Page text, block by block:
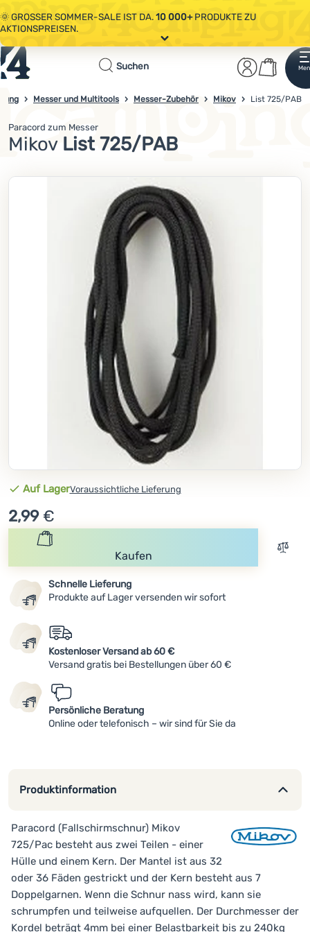
🌞 GROSSER SOMMER-SALE IST DA.10 000+PRODUKTE ZU
AKTIONSPREISEN.
🤫 - 10 % AUF AUSGEWÄHLTE CAMPING- & WANDERAUSRÜSTUNG.CODE
OUT10NUTZEN.
AKTIONSPREISEN.
Alle Aktionen
Suchen
Anmelden
Warenkorb
Startseite
Bekleidung
eXtra
Beratung
Hilfe &
Kontakte
Über
uns
Anmelden /
Registrieren
4campingshop.de
Messer und Multitools Messer-Zubehör Mikov List 725/PAB
Mikov List 725/PAB
Paracord zum Messer
Paracord (Fallschirmschnur) Mikov Blatt 725/pab hergestellt
Verfügbarkeit
Auf LagerVoraussichtliche Lieferung
2,99 €
Kaufen Zum
Schnelle Lieferung
Produkte auf Lager versenden wir sofort
Kostenloser Versand ab 60 €
Versand gratis bei Bestellungen über 60 €
Persönliche Beratung
Online oder telefonisch – wir sind für Sie da
Foto
Produktinformation
Paracord (Fallschirmschnur) Mikov
725/Pac besteht aus zwei Teilen - einer
Hülle und einem Kern. Der Mantel ist aus 32
oder 36 Fäden gestrickt und der Kern besteht aus 7
Doppelgarnen. Wenn die Schnur nass wird, kann sie
schrumpfen und teilweise aufquellen. Der Durchmesser der
Kordel beträgt 4mm bei einer Belastbarkeit bis zu 240kg